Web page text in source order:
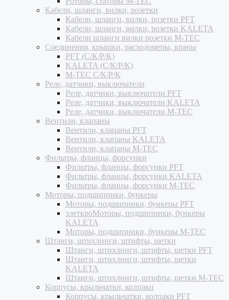
Кабели, шланги, вилки, розетки
Кабели, шланги, вилки, розетки PFT
Кабели, шланги, вилки, розетки KALETA
Кабели шланги вилки розетки M-TEC
Соединения, крышки, расходомеры, краны
PFT (С/К/Р/К)
KALETA (С/К/Р/К)
M-TEC С/К/Р/К
Реле, датчики, выключатели
Реле, датчики, выключатели PFT
Реле, датчики, выключатели KALETA
Реле, датчики, выключатели M-TEC
Вентили, клапаны
Вентили, клапаны PFT
Вентили, клапаны KALETA
Вентили, клапаны M-TEC
Фильтры, фланцы, форсунки
Фильтры, фланцы, форсунки PFT
Фильтры, фланцы, форсунки KALETA
Фильтры, фланцы, форсунки M-TEC
Моторы, подшипники, бункеры
Моторы, подшипники, бункеры PFT
элеткроМоторы, подшипники, бункеры
KALETA
Моторы, подшипники, бункеры M-TEC
Штанги, штихлинги, штифты, щетки
Штанги, штихлинги, штифты, щетки PFT
Штанги, штихлинги, штифты, щетки
KALETA
Штанги, штихлинги, штифты, щетки M-TEC
Корпусы, крыльчатки, колпаки
Корпусы, крыльчатки, колпаки PFT